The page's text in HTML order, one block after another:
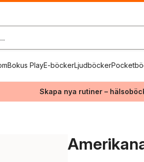
Bokus PlayE-böckerLjudböcker
Skapa nya rutiner –